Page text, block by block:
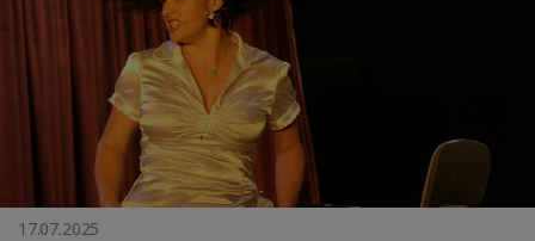
17.07.2025